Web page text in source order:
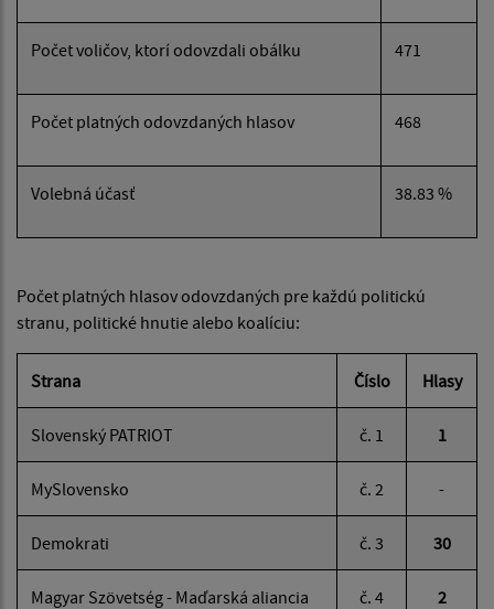
Počet voličov, ktorí odovzdali obálku 471
Počet platných odovzdaných hlasov 468
Volebná účasť 38.83 %
Počet platných hlasov odovzdaných pre každú politickú
stranu, politické hnutie alebo koalíciu:
Strana Číslo Hlasy
Slovenský PATRIOT č. 1 1
MySlovensko č. 2 -
Demokrati č. 3 30
Magyar Szövetség - Maďarská aliancia č. 4 2